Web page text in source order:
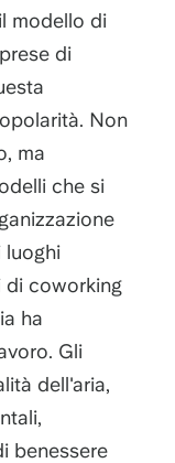
modello di
di
Non
ma
che si
luoghi
di coworking
ha
Gli
dell'aria,
benessere